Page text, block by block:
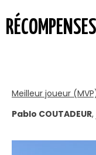
Meilleur joueur
Pablo COUTADEUR